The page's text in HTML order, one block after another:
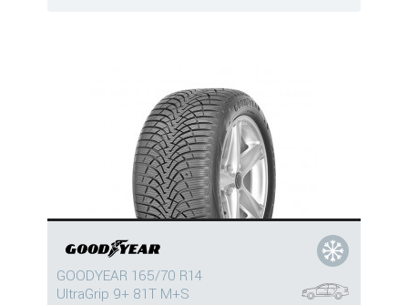
GOODYEAR 165/70 R14
UltraGrip 9+ 81T M+S